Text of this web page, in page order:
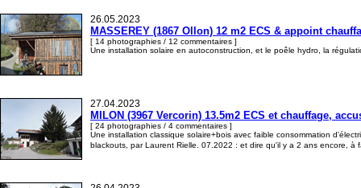
26.05.2023
MASSEREY (1867 Ollon) 12 m2 ECS & appoint
[ 14 photographies / 12 commentaires ]
Une installation solaire en autoconstruction, et le poêle hydro, la
27.04.2023
MILON (3967 Vercorin) 13.5m2 ECS et chauffage,
[ 24 photographies / 4 commentaires ]
Une installation classique solaire+bois avec faible consommation
blackouts, par Laurent Rielle. 07.2022 : et dire qu'il y a 2 ans encore,